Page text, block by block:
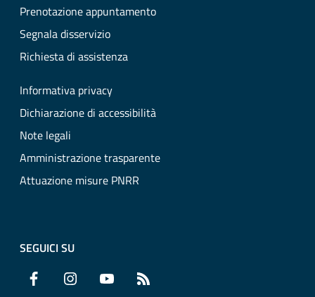
Prenotazione appuntamento
Segnala disservizio
Richiesta di assistenza
Informativa privacy
Dichiarazione di accessibilità
Note legali
Amministrazione trasparente
Attuazione misure PNRR
SEGUICI SU
Facebook Instagram YouTube